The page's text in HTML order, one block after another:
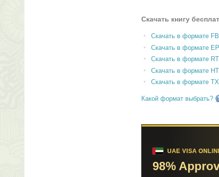
Скачать книгу
Скачать в формате
Скачать в формате
Скачать в формате
Скачать в формате
Скачать в формате
Какой формат выбрать?